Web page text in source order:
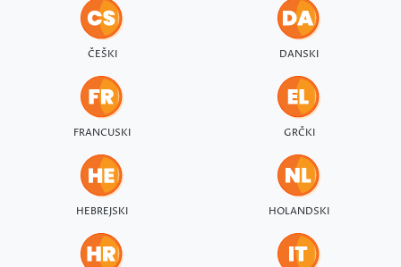
ČEŠKI DANSKI
FRANCUSKI GRČKI
HEBREJSKI HOLANDSKI